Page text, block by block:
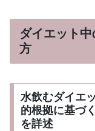
ダイエット
方
水飲むダイエ
的根拠に基づ
を詳述